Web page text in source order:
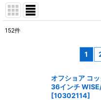
サブカテゴリ
152件
1
オフショア コ
36インチ
[10302114]